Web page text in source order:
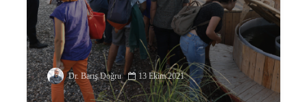
Dr. Barış Doğru 13 Ekim 2021